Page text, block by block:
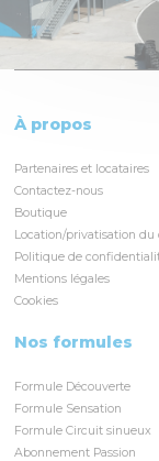
À propos
Partenaires et locataires
Contactez-nous
Boutique
Location/privatisation
Politique de
Mentions légales
Cookies
Nos formules
Formule Découverte
Formule Sensation
Formule Circuit sinueux
Abonnement Passion